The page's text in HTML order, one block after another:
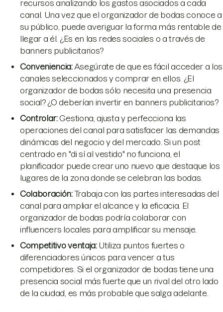
recursos analizando los gastos asociados a cada
canal. Una vez que el organizador de bodas conoce a
su público, puede averiguar la forma más rentable de
llegar a él. ¿Es en las redes sociales o a través de
banners publicitarios?
Conveniencia:Asegúrate de que es fácil acceder a los
canales seleccionados y comprar en ellos. ¿El
organizador de bodas sólo necesita una presencia
social? ¿O deberían invertir en banners publicitarios?
Controlar:Gestiona, ajusta y perfecciona las
operaciones del canal para satisfacer las demandas
dinámicas del negocio y del mercado. Si un post
centrado en "di sí al vestido" no funciona, el
planificador puede crear uno nuevo que destaque los
lugares de la zona donde se celebran las bodas.
Colaboración:Trabaja con las partes interesadas del
canal para ampliar el alcance y la eficacia. El
organizador de bodas podría colaborar con
influencers locales para amplificar su mensaje.
Competitivo ventaja:Utiliza puntos fuertes o
diferenciadores únicos para vencer a tus
competidores. Si el organizador de bodas tiene una
presencia social más fuerte que un rival del otro lado
de la ciudad, es más probable que salga adelante.